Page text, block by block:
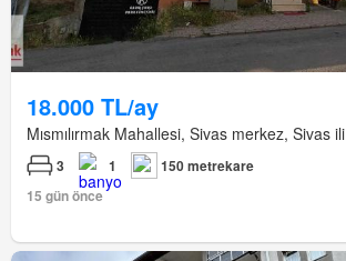
18.000 TL/ay
Mısmılırmak Mahallesi, Sivas merkez, Sivas ili
3 1
150 metrekare
15 gün önce